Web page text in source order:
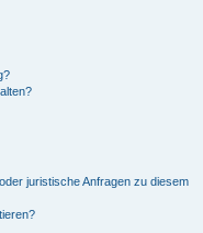
juristische Anfragen zu diesem